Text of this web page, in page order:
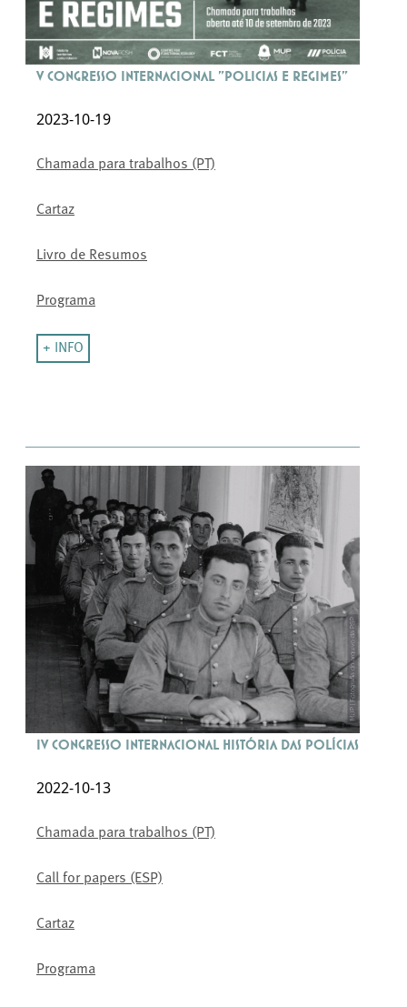
V Congresso Internacional "Policias e Regimes"
2023-10-19
Chamada para trabalhos (PT)
Cartaz
Livro de Resumos
Programa
+ INFO
IV Congresso Internacional História das Polícias
2022-10-13
Chamada para trabalhos (PT)
Call for papers (ESP)
Cartaz
Programa